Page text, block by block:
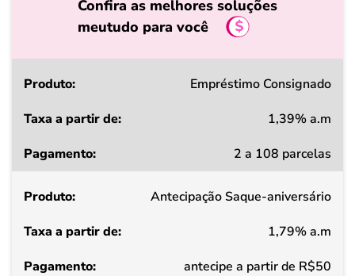
Confira as melhores soluções
meutudo para você
Produto
a
de
Pagamento
Empréstimo Consignado
1,39% a.m
2 a 108 parcelas
Antecipação Saque-aniversário
1,79% a.m
antecipe a partir de R$50